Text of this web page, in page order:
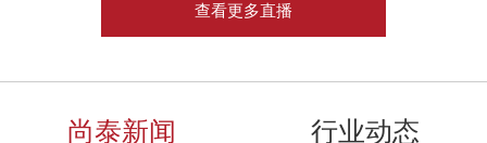
查看更多直播
尚泰新闻 行业动态